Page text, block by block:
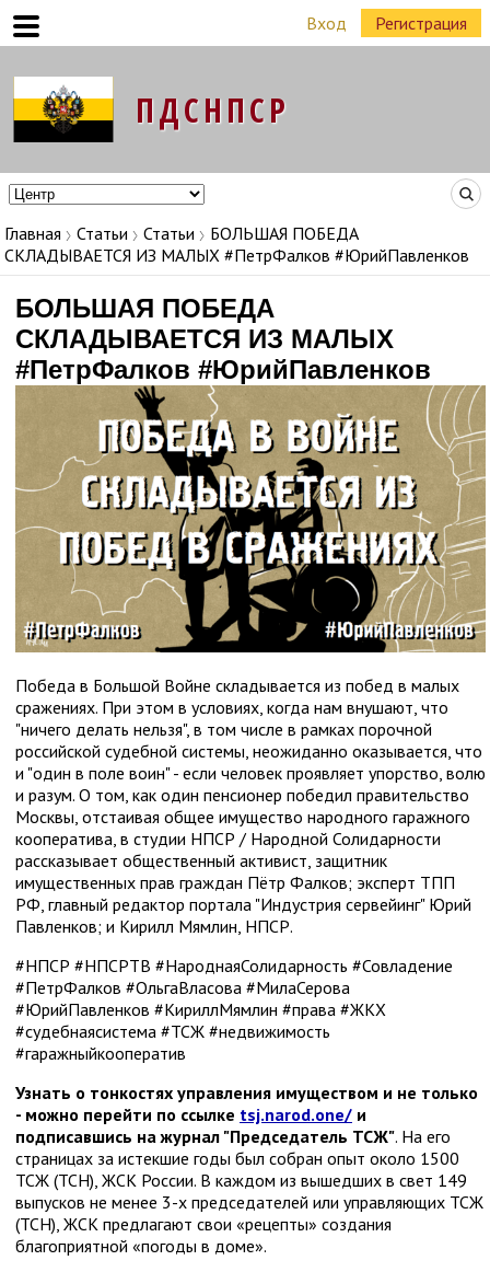
Вход Регистрация
Главная Статьи Статьи
БОЛЬШАЯ ПОБЕДА
СКЛАДЫВАЕТСЯ ИЗ МАЛЫХ #ПетрФалков #ЮрийПавленков
БОЛЬШАЯ ПОБЕДА
СКЛАДЫВАЕТСЯ ИЗ МАЛЫХ
#ПетрФалков #ЮрийПавленков
Победа в Большой Войне складывается из побед в малых
сражениях. При этом в условиях, когда нам внушают, что
"ничего делать нельзя", в том числе в рамках порочной
российской судебной системы, неожиданно оказывается, что
и "один в поле воин" - если человек проявляет упорство, волю
и разум. О том, как один пенсионер победил правительство
Москвы, отстаивая общее имущество народного гаражного
кооператива, в студии НПСР / Народной Солидарности
рассказывает общественный активист, защитник
имущественных прав граждан Пётр Фалков; эксперт ТПП
РФ, главный редактор портала "Индустрия сервейинг" Юрий
Павленков; и Кирилл Мямлин, НПСР.
#НПСР #НПСРТВ #НароднаяСолидарность #Совладение
#ПетрФалков #ОльгаВласова #МилаСерова
#ЮрийПавленков #КириллМямлин #права #ЖКХ
#судебнаясистема #ТСЖ #недвижимость
#гаражныйкооператив
Узнать о тонкостях управления имуществом и не только
- можно перейти по ссылке tsj.narod.one/ и
подписавшись на журнал "Председатель ТСЖ". На его
страницах за истекшие годы был собран опыт около 1500
ТСЖ (ТСН), ЖСК России. В каждом из вышедших в свет 149
выпусков не менее 3-х председателей или управляющих ТСЖ
(ТСН), ЖСК предлагают свои «рецепты» создания
благоприятной «погоды в доме».